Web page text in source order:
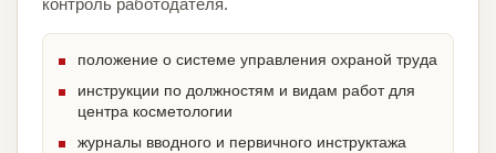
контроль работодателя.
положение о системе управления охраной труда
инструкции по должностям и видам работ для
центра косметологии
журналы вводного и первичного инструктажа